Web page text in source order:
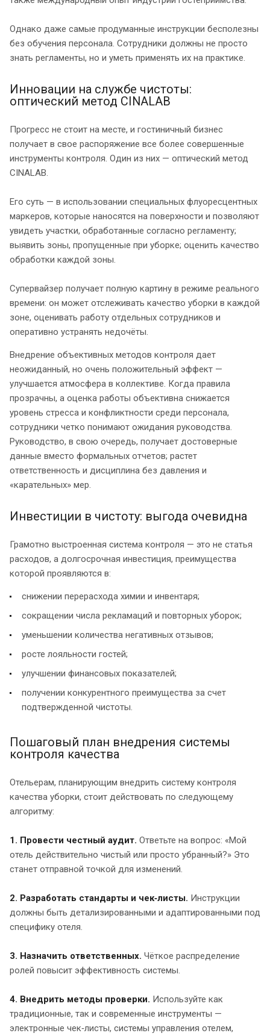
Однако даже самые продуманные инструкции бесполезны
без обучения персонала. Сотрудники должны не просто
знать регламенты, но и уметь применять их на практике.
Инновации на службе чистоты:
оптический метод CINALAB
Прогресс не стоит на месте, и гостиничный бизнес
получает в свое распоряжение все более совершенные
инструменты контроля. Один из них — оптический метод
CINALAB.
Его суть — в использовании специальных флуоресцентных
маркеров, которые наносятся на поверхности и позволяют
увидеть участки, обработанные согласно регламенту;
выявить зоны, пропущенные при уборке; оценить качество
обработки каждой зоны.
Супервайзер получает полную картину в режиме реального
времени: он может отслеживать качество уборки в каждой
зоне, оценивать работу отдельных сотрудников и
оперативно устранять недочёты.
Внедрение объективных методов контроля дает
неожиданный, но очень положительный эффект —
улучшается атмосфера в коллективе. Когда правила
прозрачны, а оценка работы объективна снижается
уровень стресса и конфликтности среди персонала,
сотрудники четко понимают ожидания руководства.
Руководство, в свою очередь, получает достоверные
данные вместо формальных отчетов; растет
ответственность и дисциплина без давления и
«карательных» мер.
Инвестиции в чистоту: выгода очевидна
Грамотно выстроенная система контроля — это не статья
расходов, а долгосрочная инвестиция, преимущества
которой проявляются в:
снижении перерасхода химии и инвентаря;
сокращении числа рекламаций и повторных уборок;
уменьшении количества негативных отзывов;
росте лояльности гостей;
улучшении финансовых показателей;
получении конкурентного преимущества за счет
подтвержденной чистоты.
Пошаговый план внедрения системы
контроля качества
Отельерам, планирующим внедрить систему контроля
качества уборки, стоит действовать по следующему
алгоритму:
1. Провести честный аудит. Ответьте на вопрос: «Мой
отель действительно чистый или просто убранный?» Это
станет отправной точкой для изменений.
2. Разработать стандарты и чек‑листы. Инструкции
должны быть детализированными и адаптированными под
специфику отеля.
3. Назначить ответственных. Чёткое распределение
ролей повысит эффективность системы.
4. Внедрить методы проверки. Используйте как
традиционные, так и современные инструменты —
электронные чек‑листы, системы управления отелем,